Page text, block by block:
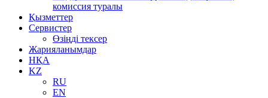
комиссия туралы
Қызметтер
Сервистер
Өзіңді тексер
Жарияланымдар
НҚА
KZ
RU
EN